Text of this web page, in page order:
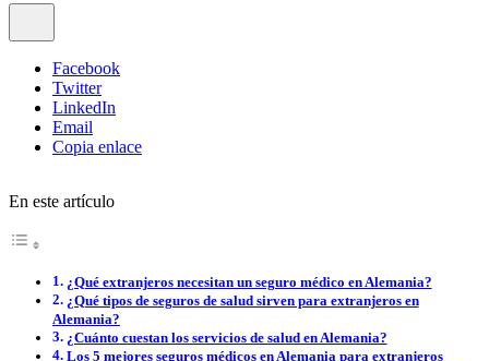
Facebook
Twitter
LinkedIn
Email
Copia enlace
En este artículo
¿Qué extranjeros necesitan un seguro médico en Alemania?
¿Qué tipos de seguros de salud sirven para extranjeros en
Alemania?
¿Cuánto cuestan los servicios de salud en Alemania?
Los 5 mejores seguros médicos en Alemania para extranjeros